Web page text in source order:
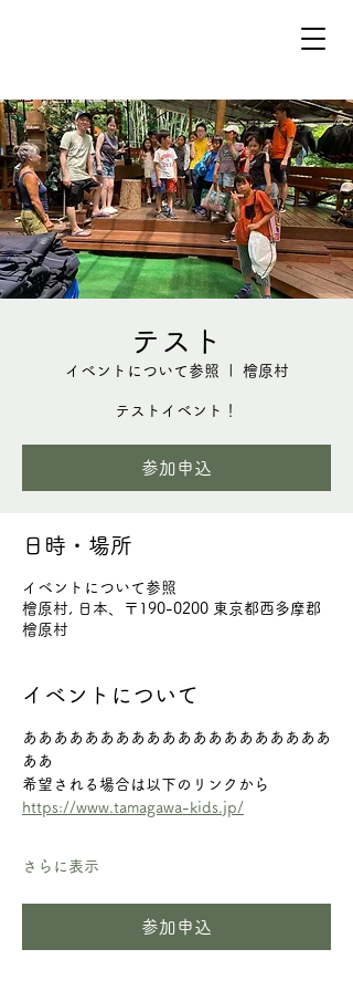
テスト
イベントについて参照 檜原村
参加申込
日時・場所
イベントについて参照
檜原村, 日本、〒190-0200 東京都西多摩郡
檜原村
イベントについて
ああああああああああああああああああああ
ああ
希望される場合は以下のリンクから
https://www.tamagawa-kids.jp/
さらに表示
参加申込